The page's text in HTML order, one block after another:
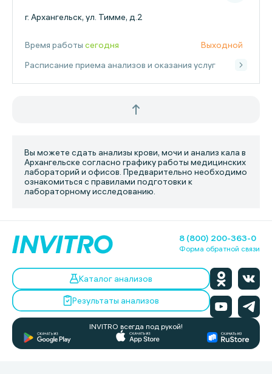
г. Архангельск, ул. Тимме, д.2
Время работы сегодня
Выходной
Расписание приема анализов и оказания услуг
Вы можете сдать анализы крови, мочи и анализ кала в
Архангельске согласно графику работы медицинских
лабораторий и офисов. Предварительно необходимо
ознакомиться с правилами подготовки к
лабораторному исследованию.
8 (800) 200-363-0
Форма обратной связи
Каталог анализов
Результаты анализов
INVITRO всегда под рукой!